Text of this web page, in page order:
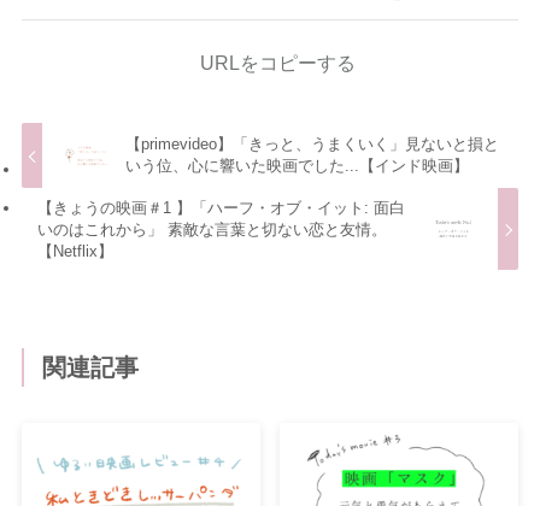
URLをコピーする
【primevideo】「きっと、うまくいく」見ないと損と
いう位、心に響いた映画でした...【インド映画】
【きょうの映画＃1 】「ハーフ・オブ・イット: 面白
いのはこれから」 素敵な言葉と切ない恋と友情。
【Netflix】
関連記事